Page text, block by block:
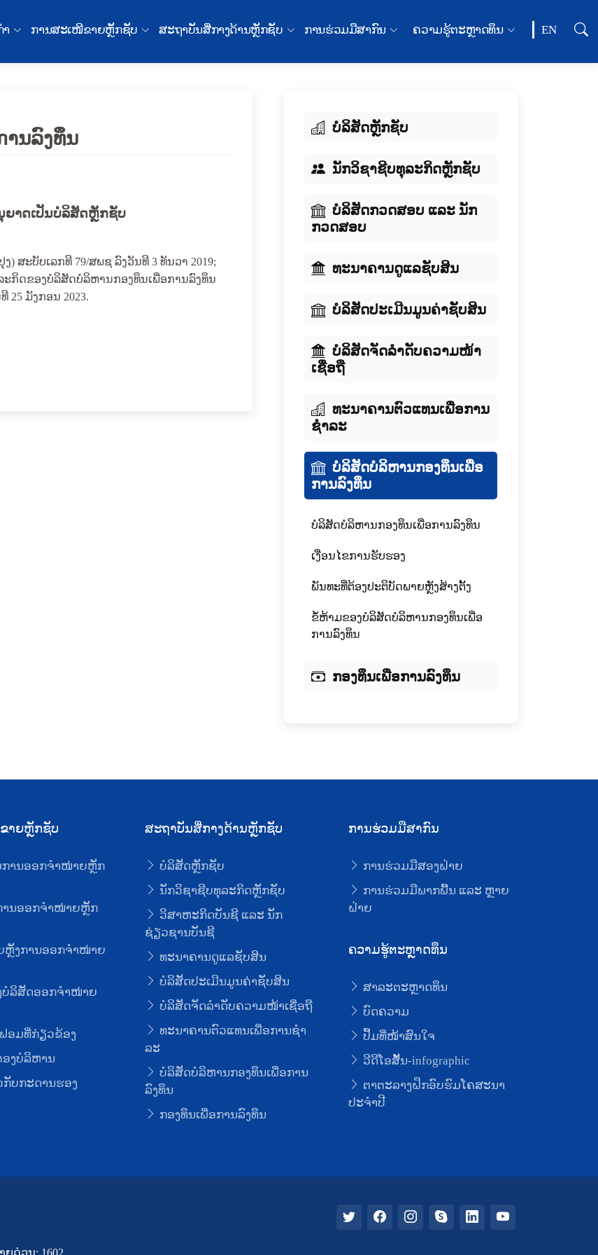
າ ການສະເໜີຂາຍຫຼັກຊັບ ສະຖາບັນສື່ກາງດ້ານຫຼັກຊັບ ການຮ່ວມມືສາກົນ ຄວາມຮູ້ຕະຫຼາດທຶນ EN
ນລົງທຶນ
າດເປັນບໍລິສັດຫຼັກຊັບ
ງ) ສະບັບເລກທີ 79/ສພຊ ລົງ​ວັນ​ທີ 3 ທັນວາ 2019;
ກິດຂອງບໍລິສັດບໍລິຫານກອງທຶນເພື່ອການລົງທຶນ
25 ມັງກອນ 2023.
ບໍລິສັດຫຼັກຊັບ
ນັກວິຊາຊີບທຸລະກິດຫຼັກຊັບ
ບໍລິສັດກວດສອບ ແລະ ນັກ
ກວດສອບ
ທະນາຄານດູແລຊັບສິນ
ບໍລິສັດປະເມີນມູນຄ່າຊັບສິນ
ບໍລິສັດຈັດລໍາດັບຄວາມໜ້າ
ເຊື່ອຖື
ທະນາຄານຕົວແທນເພື່ອການ
ຊໍາລະ
ບໍລິສັດບໍລິຫານກອງທຶນເພື່ອ
ການລົງທຶນ
ບໍລິສັດບໍລິຫານກອງທຶນເພື່ອການລົງທຶນ
ເງື່ອນໄຂການຮັບຮອງ
ພັນທະທີ່ຕ້ອງປະຕິບັດພາຍຫຼັງສ້າງຕັ້ງ
ຂໍ້ຫ້າມຂອງບໍລິສັດບໍລິຫານກອງທຶນເພື່ອ
ການລົງທຶນ
ກອງທຶນເພື່ອການລົງທຶນ
າຍຫຼັກຊັບ
ການອອກຈໍາໜ່າຍຫຼັກ
ານອອກຈໍາໜ່າຍຫຼັກ
ຫຼັງການອອກຈໍາໜ່າຍ
ບໍລິສັດອອກຈໍາໜ່າຍ
ອມທີ່ກ່ຽວຂ້ອງ
ງບໍລິຫານ
ບກະດານຮອງ
ສະຖາບັນສື່ກາງດ້ານຫຼັກຊັບ
ບໍລິສັດຫຼັກຊັບ
ນັກວິຊາຊີບທຸລະກິດຫຼັກຊັບ
ວິສາຫະກິດບັນຊີ ແລະ ນັກ
ຊ່ຽວຊານບັນຊີ
ທະນາຄານດູແລຊັບສິນ
ບໍລິສັດປະເມີນມູນຄ່າຊັບສິນ
ບໍລິສັດຈັດລໍາດັບຄວາມໜ້າເຊື່ອຖື
ທະນາຄານຕົວແທນເພື່ອການຊໍາ
ລະ
ບໍລິສັດບໍລິຫານກອງທຶນເພື່ອການ
ລົງທຶນ
ກອງທຶນເພື່ອການລົງທຶນ
ການຮ່ວມມືສາກົນ
ການຮ່ວມມືສອງຝ່າຍ
ການຮ່ວມມືພາກພື້ນ ແລະ ຫຼາຍ
ຝ່າຍ
ຄວາມຮູ້ຕະຫຼາດທຶນ
ສາລະຕະຫຼາດທຶນ
ບົດຄວາມ
ປຶ້ມທີ່ໜ້າສົນໃຈ
ວີດີໂອສັ້ນ-infographic
ຕາຕະລາງຝຶກອົບຮົມໂຄສະນາ
ປະຈຳປີ
ຍດ່ວນ: 1602